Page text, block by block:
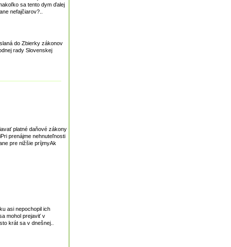
sa tento dym ďalej
nefajčiarov?..
do Zbierky zákonov
rady Slovenskej
platné daňové zákony
prenájme nehnuteľnosti
pre nižšie príjmyAk
asi nepochopil ich
mohol prejaviť v
krát sa v dnešnej..